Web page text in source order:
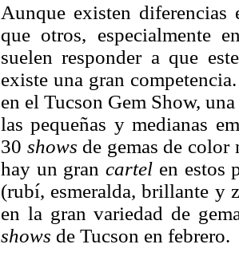
Aunque existen
que otros, especialmente
suelen responder a que
existe una gran
en el Tucson Gem Show,
las pequeñas y medianas
30 shows de gemas de color
hay un grancartel en estos
(rubí, esmeralda, brillante y
en la gran variedad de
shows de Tucson en febrero.